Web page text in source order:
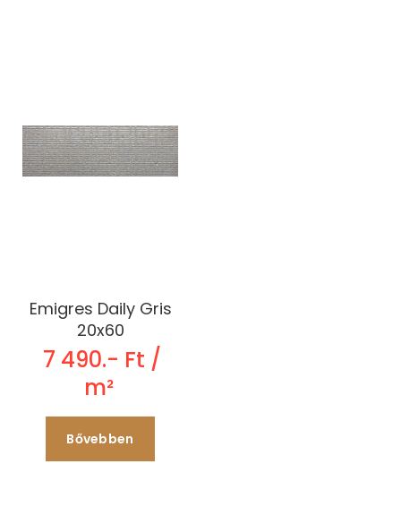
Emigres Daily Gris
20x60
7 490.- Ft /
m²
Bővebben